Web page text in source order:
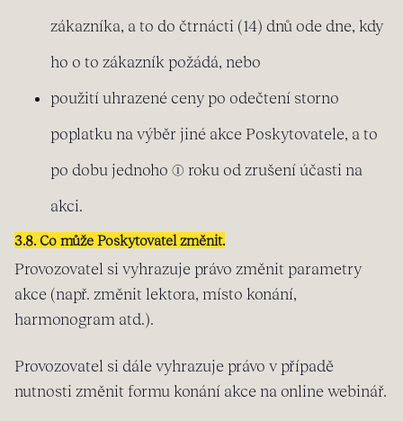
zákazníka, a to do čtrnácti (14) dnů ode dne, kdy
ho o to zákazník požádá, nebo
použití uhrazené ceny po odečtení storno
poplatku na výběr jiné akce Poskytovatele, a to
po dobu jednoho (1) roku od zrušení účasti na
akci.
3.8. Co může Poskytovatel změnit.
Provozovatel si vyhrazuje právo změnit parametry
akce (např. změnit lektora, místo konání,
harmonogram atd.).
Provozovatel si dále vyhrazuje právo v případě
nutnosti změnit formu konání akce na online webinář.